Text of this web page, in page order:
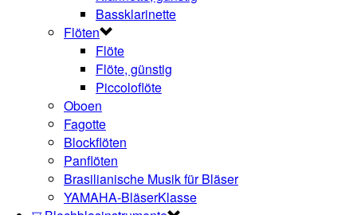
Bassklarinette
Flöten
Flöte
Flöte, günstig
Piccoloflöte
Oboen
Fagotte
Blockflöten
Panflöten
Brasilianische Musik für Bläser
YAMAHA-BläserKlasse